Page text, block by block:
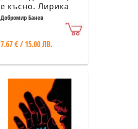
е късно. Лирика
(второ допълнено
Добромир Банев
7.67 € / 15.00 ЛВ.